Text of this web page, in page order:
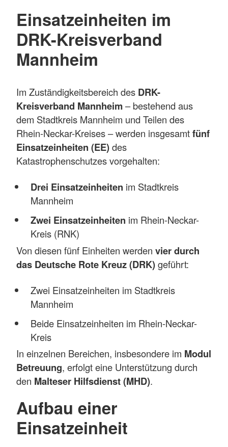
Einsatzeinheiten im
DRK-Kreisverband
Mannheim
Im Zuständigkeitsbereich des DRK-
Kreisverband Mannheim– bestehend aus
dem Stadtkreis Mannheim und Teilen des
Rhein-Neckar-Kreises – werden insgesamtfünf
Einsatzeinheiten (EE)des
Katastrophenschutzes vorgehalten:
Drei Einsatzeinheiten im Stadtkreis
Mannheim
Zwei Einsatzeinheiten im Rhein-Neckar-
Kreis (RNK)
Von diesen fünf Einheiten werden vier durch
das Deutsche Rote Kreuz (DRK)geführt:
Zwei Einsatzeinheiten im Stadtkreis
Mannheim
Beide Einsatzeinheiten im Rhein-Neckar-
Kreis
In einzelnen Bereichen, insbesondere im Modul
Betreuung, erfolgt eine Unterstützung durch
den Malteser Hilfsdienst (MHD).
Aufbau einer
Einsatzeinheit